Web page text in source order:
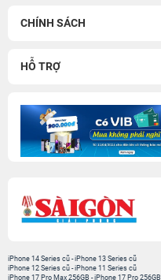
CHÍNH SÁCH
HỖ TRỢ
iPhone 14 Series cũ -iPhone 13 Series cũ
iPhone 12 Series cũ -iPhone 11 Series cũ
iPhone 17 Pro Max 256GB -iPhone 17 Pro 256GB